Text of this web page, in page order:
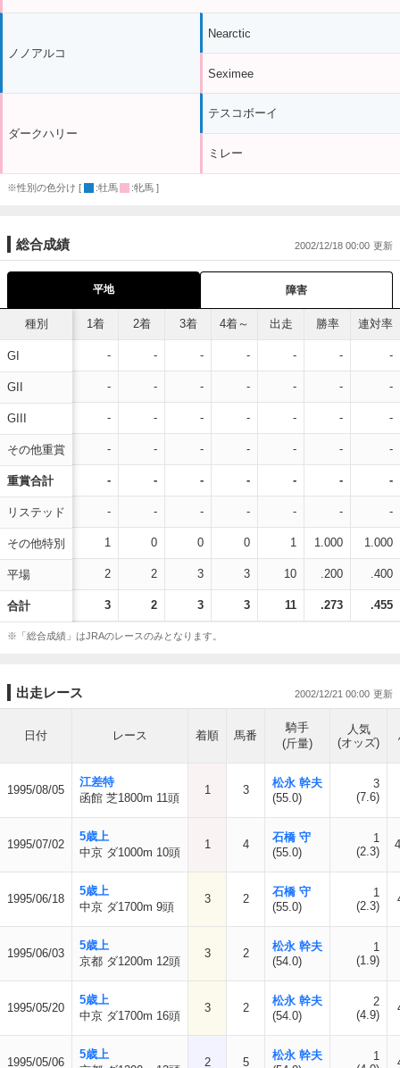
ノノアルコ
ダークハリー
Nearctic
Seximee
テスコボーイ
ミレー
※性別の色分け [ :牡馬 :牝馬 ]
総合成績 2002/12/18 00:00
平地 障害
種別
GI
GII
GIII
その他重賞
重賞合計
リステッド
その他特別
平場
合計
1着 2着 3着 4着～ 出走 勝率 連対率
- - - - - - -
- - - - - - -
- - - - - - -
- - - - - - -
- - - - - - -
- - - - - - -
1 0 0 0 1 1.000 1.000
2 2 3 3 10 .200 .400
3 2 3 3 11 .273 .455
※「総合成績」はJRAのレースのみとなります。
出走レース 2002/12/21 00:00
日付 レース 着順 馬番
騎手
(斤量)
人気
(オッズ)
1995/08/05
江差特
函館 芝1800m 11頭
1 3
松永 幹夫
(55.0)
3
(7.6)
1995/07/02
5歳上
中京 ダ1000m 10頭
1 4
石橋 守
(55.0)
1
(2.3)
1995/06/18
5歳上
中京 ダ1700m 9頭
3 2
石橋 守
(55.0)
1
(2.3)
1995/06/03
5歳上
京都 ダ1200m 12頭
3 2
松永 幹夫
(54.0)
1
(1.9)
1995/05/20
5歳上
中京 ダ1700m 16頭
3 2
松永 幹夫
(54.0)
2
(4.9)
1995/05/06
5歳上
2 5
松永 幹夫
1